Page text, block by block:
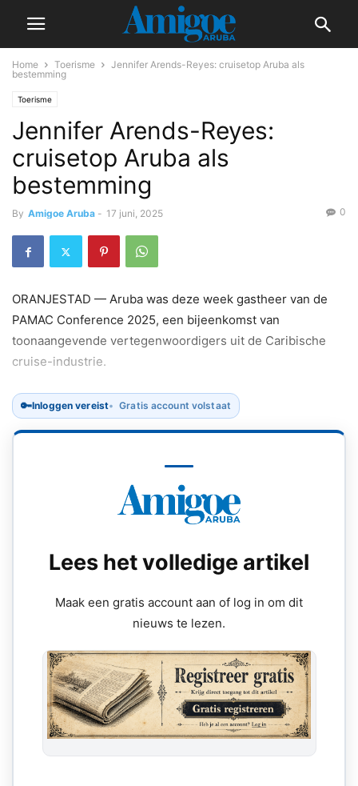
Home Toerisme
Jennifer Arends-Reyes: cruisetop Aruba als
bestemming
Toerisme
Jennifer Arends-Reyes:
cruisetop Aruba als
bestemming
By Amigoe Aruba - 17 juni, 2025 0
ORANJESTAD — Aruba was deze week gastheer van de
PAMAC Conference 2025, een bijeenkomst van
toonaangevende vertegenwoordigers uit de Caribische
cruise-industrie.
🔑Inloggen vereist Gratis account volstaat
Lees het volledige artikel
Maak een gratis account aan of log in om dit
nieuws te lezen.